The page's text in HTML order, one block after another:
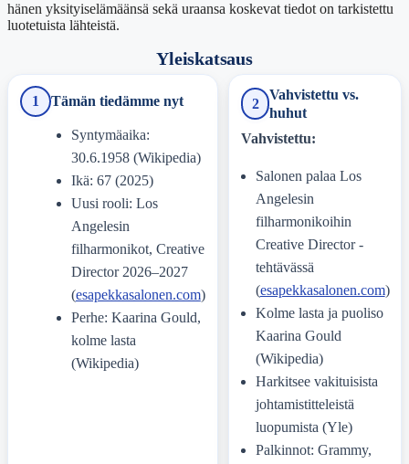
hänen yksityiselämäänsä sekä uraansa koskevat tiedot on tarkistettu
luotetuista lähteistä.
Yleiskatsaus
1 Tämän tiedämme nyt
Syntymäaika:
30.6.1958 (Wikipedia)
Ikä: 67 (2025)
Uusi rooli: Los
Angelesin
filharmonikot, Creative
Director 2026–2027
(esapekkasalonen.com)
Perhe: Kaarina Gould,
kolme lasta
(Wikipedia)
2
Vahvistettu vs.
huhut
Vahvistettu:
Salonen palaa Los
Angelesin
filharmonikoihin
Creative Director -
tehtävässä
(esapekkasalonen.com)
Kolme lasta ja puoliso
Kaarina Gould
(Wikipedia)
Harkitsee vakituisista
johtamistitteleistä
luopumista (Yle)
Palkinnot: Grammy,